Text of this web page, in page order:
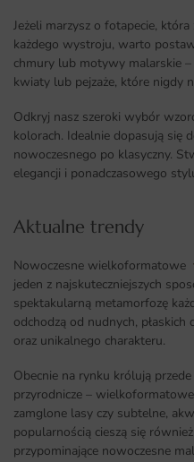
Jeżeli marzysz o fotapecie,
każdego wystroju, warto
chmury lub motywy malarskie
kwiaty lub pejzaże, które nigdy
Odkryj nasz szeroki wybór
kolorach. Idealnie dopasują się
nowoczesnego po klasyczny.
elegancji i ponadczasowego
Aktualne trendy​
Nowoczesne wielkoformatowe
jeden z najskuteczniejszych
spektakularną metamorfozę
odchodzą od nudnych, płaskich
oraz unikalnego charakteru.
Obecnie na rynku królują
przyrodnicze –
zamglone lasy czy subtelne,
popularnością cieszą się
przypominające nowoczesne